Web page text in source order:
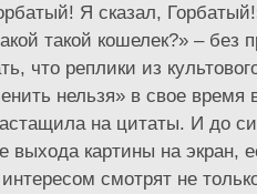
Я сказал,
такой кошелек?» – без
что реплики из
нельзя» в свое время
на цитаты. И до
выхода картины на экран,
смотрят не